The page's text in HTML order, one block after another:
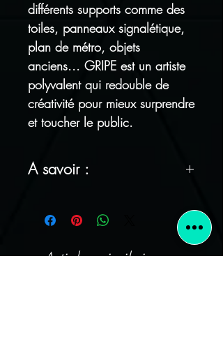
différents supports comme des
toiles, panneaux signalétique,
plan de métro, objets
anciens... GRIPE est un artiste
polyvalent qui redouble de
créativité pour mieux surprendre
et toucher le public.
A savoir :
FRAIS DE PORT OFFERTS !
emballés avec soin
Articles similaires